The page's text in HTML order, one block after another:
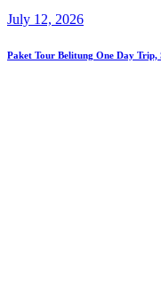
July 12, 2026
Paket Tour Belitung One Day